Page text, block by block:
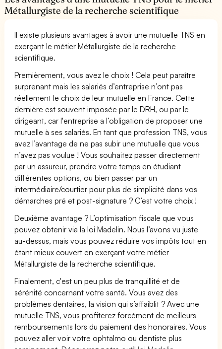
Métallurgiste de la recherche scientifique
Il existe plusieurs avantages à avoir une mutuelle TNS en
exerçant le métier Métallurgiste de la recherche
scientifique.
Premièrement, vous avez le choix ! Cela peut paraître
surprenant mais les salariés d’entreprise n’ont pas
réellement le choix de leur mutuelle en France. Cette
dernière est souvent imposée par le DRH, ou par le
dirigeant, car l'entreprise a l’obligation de proposer une
mutuelle à ses salariés. En tant que profession TNS, vous
avez l’avantage de ne pas subir une mutuelle que vous
n’avez pas voulue ! Vous souhaitez passer directement
par un assureur, prendre votre temps en étudiant
différentes options, ou bien passer par un
intermédiaire/courtier pour plus de simplicité dans vos
démarches pré et post-signature ? C’est votre choix !
Deuxième avantage ? L’optimisation fiscale que vous
pouvez obtenir via la loi Madelin. Nous l’avons vu juste
au-dessus, mais vous pouvez réduire vos impôts tout en
étant mieux couvert en exerçant votre métier
Métallurgiste de la recherche scientifique.
Finalement, c'est un peu plus de tranquillité et de
sérénité concernant votre santé. Vous avez des
problèmes dentaires, la vision qui s’affaiblit ? Avec une
mutuelle TNS, vous profiterez forcément de meilleurs
remboursements lors du paiement des honoraires. Vous
pouvez aller voir votre ophtalmo ou dentiste plus